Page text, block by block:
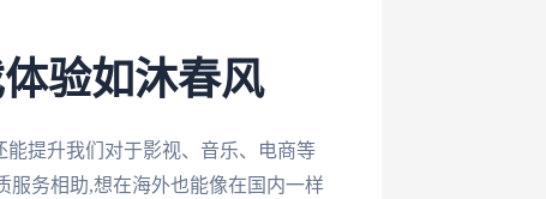
验如沐春风
提升我们对于影视、音乐、电商等
服务相助,想在海外也能像在国内一样